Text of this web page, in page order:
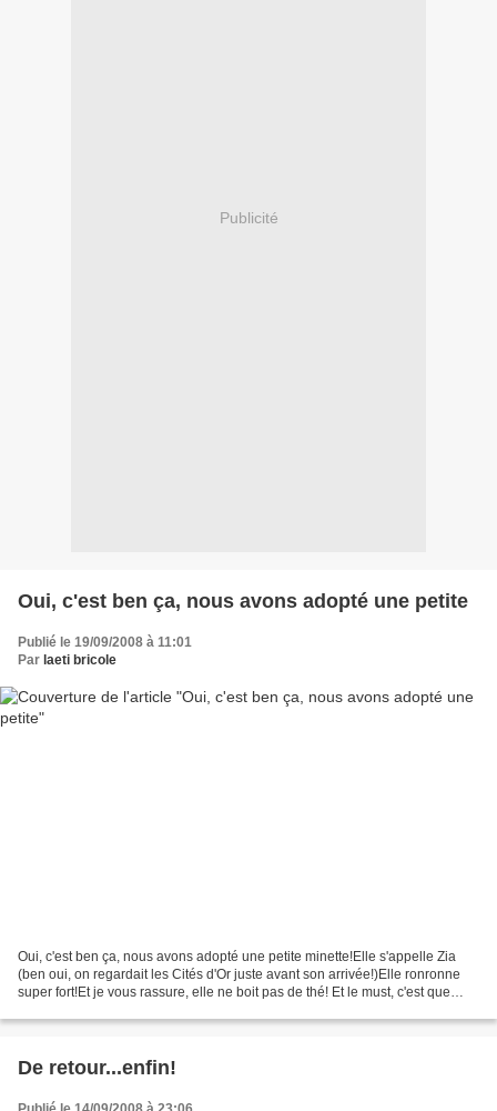
Publicité
Oui, c'est ben ça, nous avons adopté une petite
Publié le 19/09/2008 à 11:01
Par laeti bricole
Oui, c'est ben ça, nous avons adopté une petite minette!Elle s'appelle Zia
(ben oui, on regardait les Cités d'Or juste avant son arrivée!)Elle ronronne
super fort!Et je vous rassure, elle ne boit pas de thé! Et le must, c'est que
De retour...enfin!